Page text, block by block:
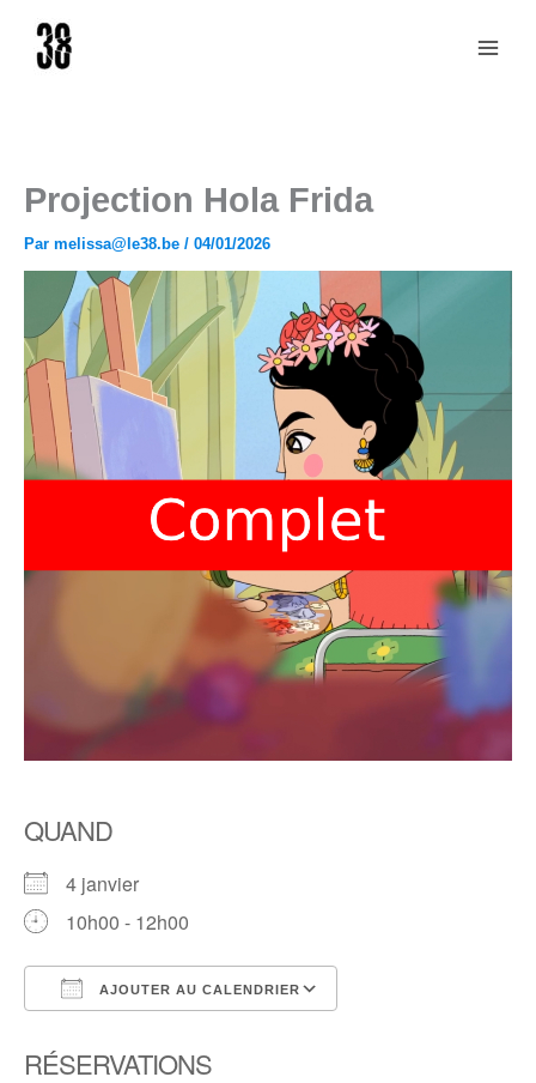
contenu
Projection Hola Frida
Par melissa@le38.be / 04/01/2026
QUAND
4 janvier
10h00 - 12h00
AJOUTER AU CALENDRIER
RÉSERVATIONS